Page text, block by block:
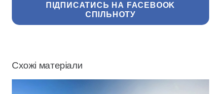
ПІДПИСАТИСЬ НА FACEBOOK
СПІЛЬНОТУ
Схожі матеріали